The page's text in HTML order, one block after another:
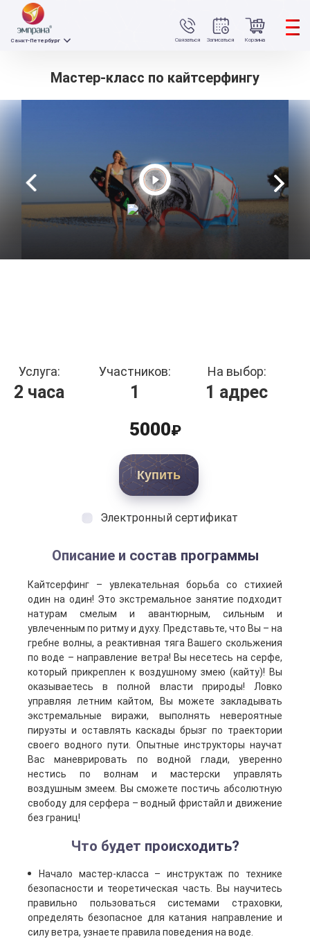
Связаться
Санкт-Петербург Записаться Корзина
Мастер-класс по кайтсерфингу
Услуга:
2 часа
Участников:
1
На выбор:
1 адрес
5000₽
Купить
Электронный сертификат
Описание и состав программы
Кайтсерфинг – увлекательная борьба со стихией
один на один! Это экстремальное занятие подходит
натурам смелым и авантюрным, сильным и
увлеченным по ритму и духу. Представьте, что Вы – на
гребне волны, а реактивная тяга Вашего скольжения
по воде – направление ветра! Вы несетесь на серфе,
который прикреплен к воздушному змею (кайту)! Вы
оказываетесь в полной власти природы! Ловко
управляя летним кайтом, Вы можете закладывать
экстремальные виражи, выполнять невероятные
пируэты и оставлять каскады брызг по траектории
своего водного пути. Опытные инструкторы научат
Вас маневрировать по водной глади, уверенно
нестись по волнам и мастерски управлять
воздушным змеем. Вы сможете постичь абсолютную
свободу для серфера – водный фристайл и движение
без границ!
Что будет происходить?
Начало мастер-класса – инструктаж по технике
безопасности и теоретическая часть. Вы научитесь
правильно пользоваться системами страховки,
определять безопасное для катания направление и
силу ветра, узнаете правила поведения на воде.